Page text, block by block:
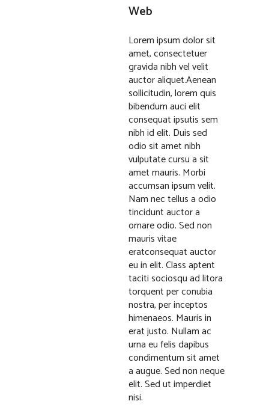
Web
Lorem ipsum dolor sit
amet, consectetuer
gravida nibh vel velit
auctor aliquet.Aenean
sollicitudin, lorem quis
bibendum auci elit
consequat ipsutis sem
nibh id elit. Duis sed
odio sit amet nibh
vulputate cursu a sit
amet mauris. Morbi
accumsan ipsum velit.
Nam nec tellus a odio
tincidunt auctor a
ornare odio. Sed non
mauris vitae
eratconsequat auctor
eu in elit. Class aptent
taciti sociosqu ad litora
torquent per conubia
nostra, per inceptos
himenaeos. Mauris in
erat justo. Nullam ac
urna eu felis dapibus
condimentum sit amet
a augue. Sed non neque
elit. Sed ut imperdiet
nisi.